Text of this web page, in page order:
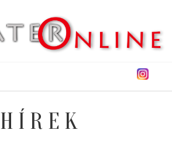
HÍREK